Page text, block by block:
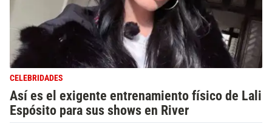
CELEBRIDADES
Así es el exigente entrenamiento físico de Lali
Espósito para sus shows en River